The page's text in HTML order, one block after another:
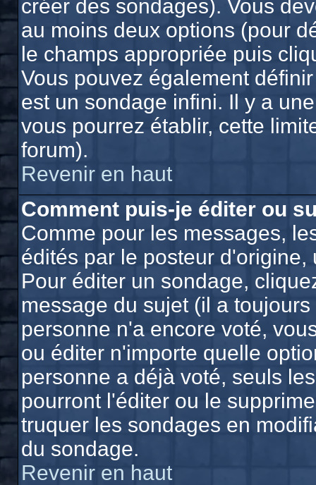
créer des sondages). Vous
au moins deux options (pour
le champs appropriée puis
Vous pouvez également
est un sondage infini. Il y a
vous pourrez établir, cette
forum).
Revenir en haut
Comment puis-je éditer ou
Comme pour les messages,
édités par le posteur
Pour éditer un sondage,
message du sujet (il a
personne n'a encore voté,
ou éditer n'importe quelle
personne a déjà voté, seuls
pourront l'éditer ou le
truquer les sondages en
du sondage.
Revenir en haut